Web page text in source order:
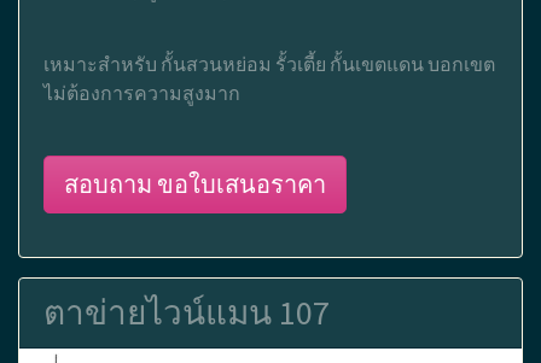
เหมาะสำหรับ กั้นสวนหย่อม รั้วเตี้ย กั้นเขตแดน บอกเขต
ไม่ต้องการความสูงมาก
สอบถาม ขอใบเสนอราคา
ตาข่ายไวน์แมน 107